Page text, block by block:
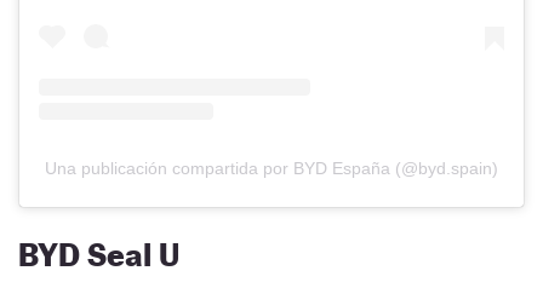
Una publicación compartida por BYD España (@byd.spain)
BYD Seal U